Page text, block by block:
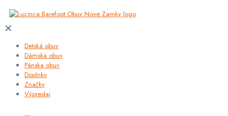
✕
Detská obuv
Dámska obuv
Pánska obuv
Doplnky
Značky
Výpredaj